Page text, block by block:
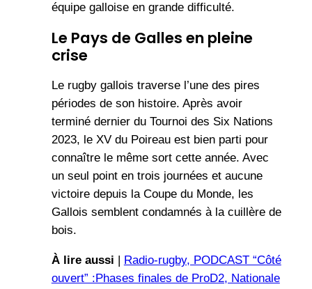
équipe galloise en grande difficulté.
Le Pays de Galles en pleine
crise
Le rugby gallois traverse l’une des pires
périodes de son histoire. Après avoir
terminé dernier du Tournoi des Six Nations
2023, le XV du Poireau est bien parti pour
connaître le même sort cette année. Avec
un seul point en trois journées et aucune
victoire depuis la Coupe du Monde, les
Gallois semblent condamnés à la cuillère de
bois.
À lire aussi | Radio-rugby, PODCAST “Côté
ouvert” :Phases finales de ProD2, Nationale